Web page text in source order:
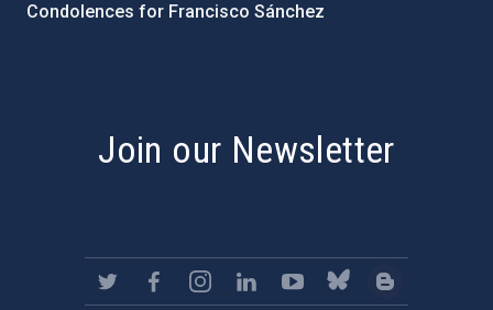
Condolences for Francisco Sánchez
Join our Newsletter